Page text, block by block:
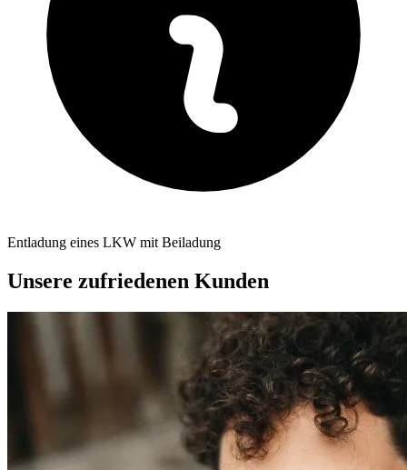
Entladung eines LKW mit Beiladung
Unsere zufriedenen Kunden